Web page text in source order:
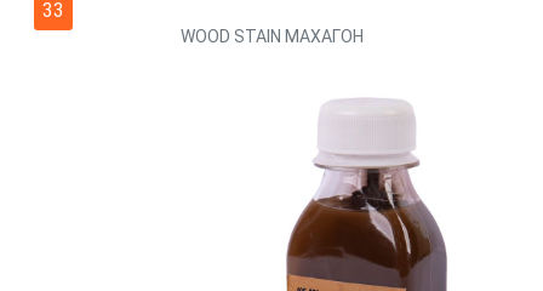
33
WOOD STAIN МАХАГОН